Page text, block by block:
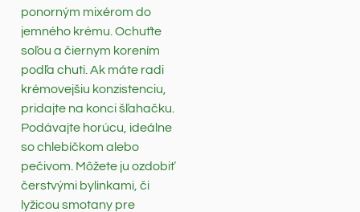
ponorným mixérom do
jemného krému. Ochuťte
soľou a čiernym korením
podľa chuti. Ak máte radi
krémovejšiu konzistenciu,
pridajte na konci šľahačku.
Podávajte horúcu, ideálne
so chlebíčkom alebo
pečivom. Môžete ju ozdobiť
čerstvými bylinkami, či
lyžicou smotany pre